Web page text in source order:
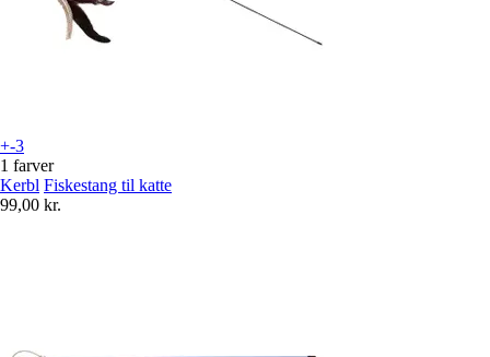
+-3
1 farver
Kerbl Fiskestang til katte
99,00 kr.